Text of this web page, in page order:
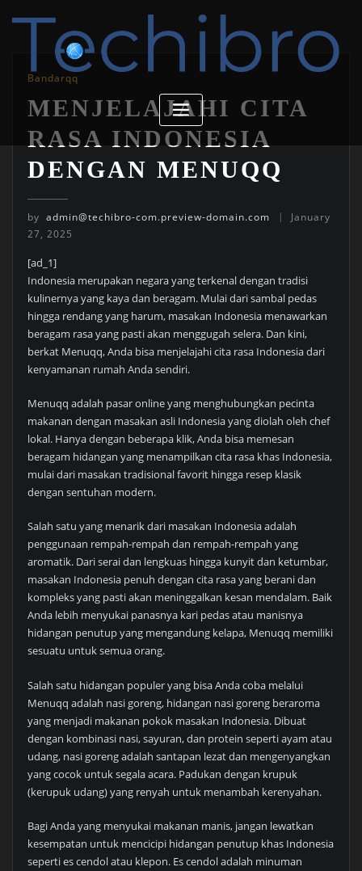
Bandarqq
MENJELAJAHI CITA
RASA INDONESIA
DENGAN MENUQQ
by admin@techibro-com.preview-domain.com
January
27, 2025
[ad_1]
Indonesia merupakan negara yang terkenal dengan tradisi
kulinernya yang kaya dan beragam. Mulai dari sambal pedas
hingga rendang yang harum, masakan Indonesia menawarkan
beragam rasa yang pasti akan menggugah selera. Dan kini,
berkat Menuqq, Anda bisa menjelajahi cita rasa Indonesia dari
kenyamanan rumah Anda sendiri.
Menuqq adalah pasar online yang menghubungkan pecinta
makanan dengan masakan asli Indonesia yang diolah oleh chef
lokal. Hanya dengan beberapa klik, Anda bisa memesan
beragam hidangan yang menampilkan cita rasa khas Indonesia,
mulai dari masakan tradisional favorit hingga resep klasik
dengan sentuhan modern.
Salah satu yang menarik dari masakan Indonesia adalah
penggunaan rempah-rempah dan rempah-rempah yang
aromatik. Dari serai dan lengkuas hingga kunyit dan ketumbar,
masakan Indonesia penuh dengan cita rasa yang berani dan
kompleks yang pasti akan meninggalkan kesan mendalam. Baik
Anda lebih menyukai panasnya kari pedas atau manisnya
hidangan penutup yang mengandung kelapa, Menuqq memiliki
sesuatu untuk semua orang.
Salah satu hidangan populer yang bisa Anda coba melalui
Menuqq adalah nasi goreng, hidangan nasi goreng beraroma
yang menjadi makanan pokok masakan Indonesia. Dibuat
dengan kombinasi nasi, sayuran, dan protein seperti ayam atau
udang, nasi goreng adalah santapan lezat dan mengenyangkan
yang cocok untuk segala acara. Padukan dengan krupuk
(kerupuk udang) yang renyah untuk menambah kerenyahan.
Bagi Anda yang menyukai makanan manis, jangan lewatkan
kesempatan untuk mencicipi hidangan penutup khas Indonesia
seperti es cendol atau klepon. Es cendol adalah minuman